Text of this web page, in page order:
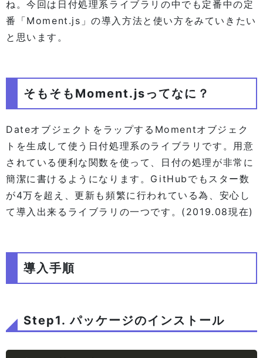
ね。今回は日付処理系ライブラリの中でも定番中の定
番「Moment.js」の導入方法と使い方をみていきたい
と思います。
そもそもMoment.jsってなに？
DateオブジェクトをラップするMomentオブジェク
トを生成して使う日付処理系のライブラリです。用意
されている便利な関数を使って、日付の処理が非常に
簡潔に書けるようになります。GitHubでもスター数
が4万を超え、更新も頻繁に行われている為、安心し
て導入出来るライブラリの一つです。(2019.08現在)
導入手順
Step1. パッケージのインストール